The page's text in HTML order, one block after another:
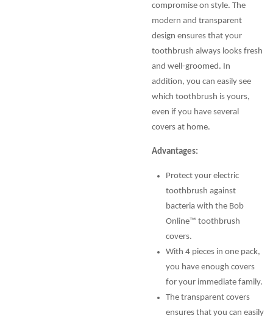
compromise on style. The
modern and transparent
design ensures that your
toothbrush always looks fresh
and well-groomed. In
addition, you can easily see
which toothbrush is yours,
even if you have several
covers at home.
Advantages:
Protect your electric
toothbrush against
bacteria with the Bob
Online™ toothbrush
covers.
With 4 pieces in one pack,
you have enough covers
for your immediate family.
The transparent covers
ensures that you can easily